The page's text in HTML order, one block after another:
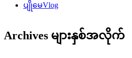
ပျိုမေVlog
Archives များနှစ်အလိုက်